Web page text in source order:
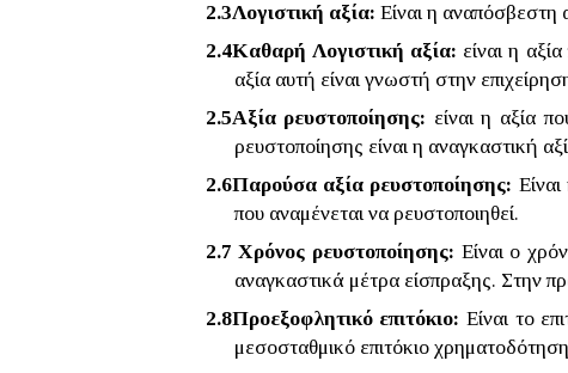
2.3Λογιστική αξία: Είναι η αναπόσβεστη
2.4Καθαρή Λογιστική αξία: είναι η
αξία αυτή είναι γνωστή στην
2.5Αξία ρευστοποίησης: είναι η αξία
ρευστοποίησης είναι η αναγκαστική
2.6Παρούσα αξία ρευστοποίησης:
που αναμένεται να ρευστοποιηθεί.
2.7 Χρόνος ρευστοποίησης: Είναι ο
αναγκαστικά μέτρα είσπραξης. Στην
2.8Προεξοφλητικό επιτόκιο: Είναι το
μεσοσταθμικό επιτόκιο